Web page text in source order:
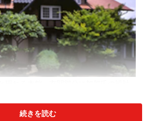
線快速利用で約14分、山崎駅下車。徒
続きを読む